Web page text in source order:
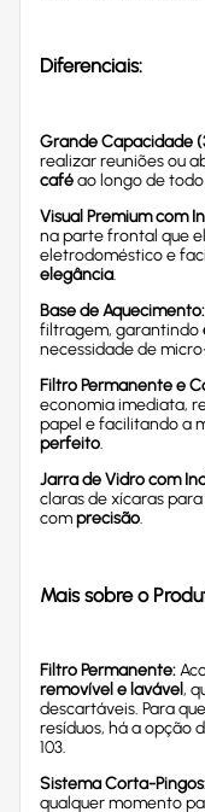
Diferenciais:
Grande Capacidade
realizar reuniões ou
caféao longo de todo
Visual Premium com
na parte frontal que
eletrodoméstico e
elegância.
Base de Aquecimento:
filtragem, garantindo
necessidade de
Filtro Permanente e
economia imediata,
papel e facilitando a
perfeito.
Jarra de Vidro com
claras de xícaras
comprecisão.
Mais sobre o
Filtro Permanente:
removível e lavável,
descartáveis. Para
resíduos, há a opção
103.
Sistema Corta-
qualquer momento